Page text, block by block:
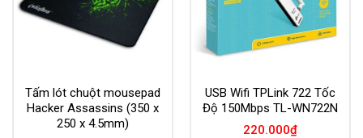
Tấm lót chuột mousepad
Hacker Assassins (350 x
250 x 4.5mm)
USB Wifi TPLink 722 Tốc
Độ 150Mbps TL-WN722N
220.000₫